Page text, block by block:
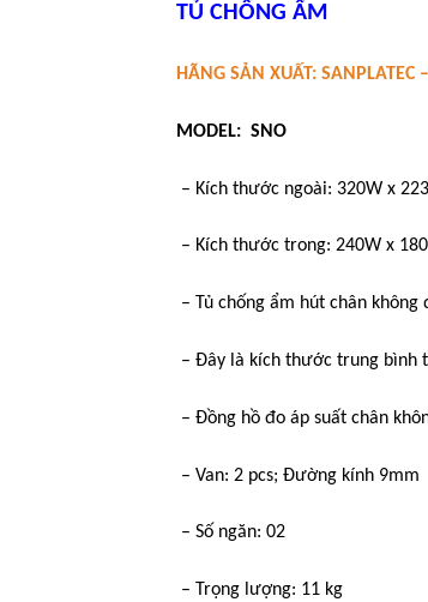
TỦ CHỐNG ẨM
HÃNG SẢN XUẤT: SANPLATEC
MODEL: SNO
– Kích thước ngoài: 320W x
– Kích thước trong: 240W x
– Tủ chống ẩm hút chân
– Đây là kích thước trung bình
– Đồng hồ đo áp suất chân
– Van: 2 pcs; Đường kính 9mm
– Số ngăn: 02
– Trọng lượng: 11 kg